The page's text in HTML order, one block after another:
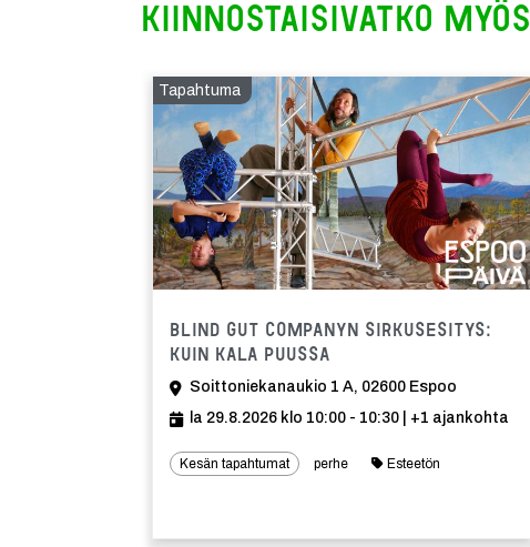
Kiinnostaisivatko myös
Tapahtuma
Blind Gut Companyn Sirkusesitys:
Kuin kala puussa
Soittoniekanaukio 1 A, 02600 Espoo
la 29.8.2026 klo 10:00 - 10:30 | +1 ajankohta
Kesän tapahtumat perhe Esteetön